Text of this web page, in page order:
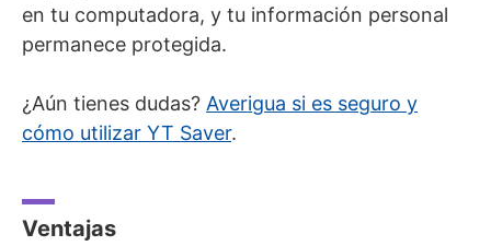
en tu computadora, y tu información personal
permanece protegida.
¿Aún tienes dudas? Averigua si es seguro y
cómo utilizar YT Saver.
Ventajas